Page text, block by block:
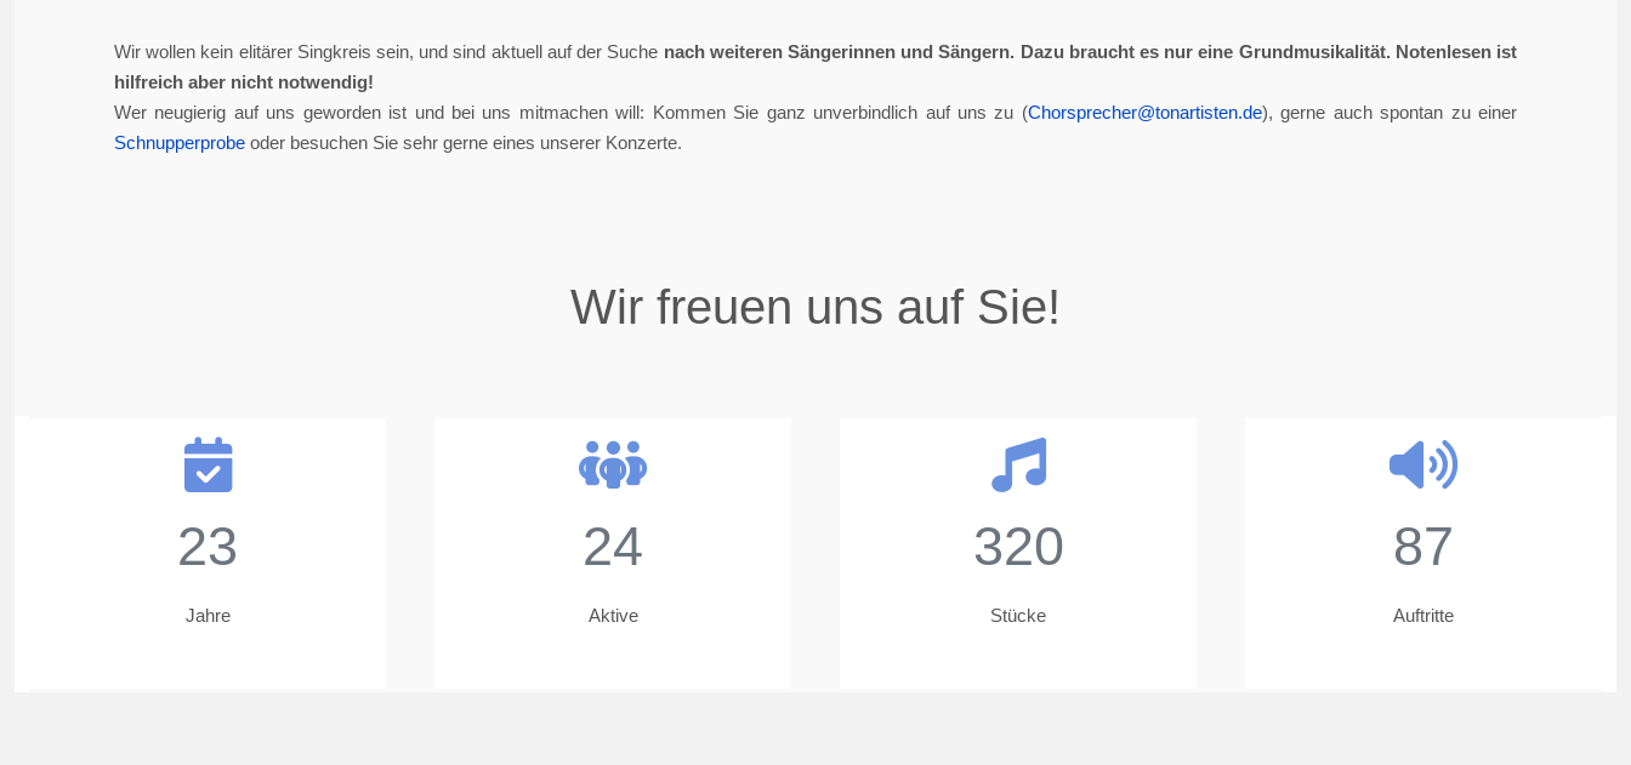
Wir wollen kein elitärer Singkreis sein, und sind aktuell auf der Suche nach weiteren Sängerinnen und Sängern. Dazu braucht es nur eine Grundmusikalität. Notenlesen ist
hilfreich aber nicht notwendig!
Wer neugierig auf uns geworden ist und bei uns mitmachen will: Kommen Sie ganz unverbindlich auf uns zu (Chorsprecher@tonartisten.de), gerne auch spontan zu einer
Schnupperprobe oder besuchen Sie sehr gerne eines unserer Konzerte.
Wir freuen uns auf Sie!
23
Jahre
24
Aktive
320
Stücke
87
Auftritte